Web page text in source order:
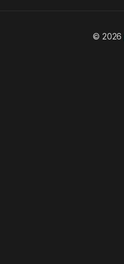
© 2026